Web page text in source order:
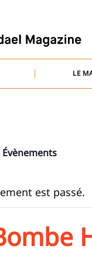
LE
Évènements
est passé.